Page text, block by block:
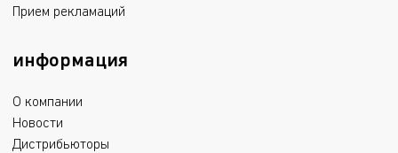
Прием рекламаций
информация
О компании
Новости
Дистрибьюторы